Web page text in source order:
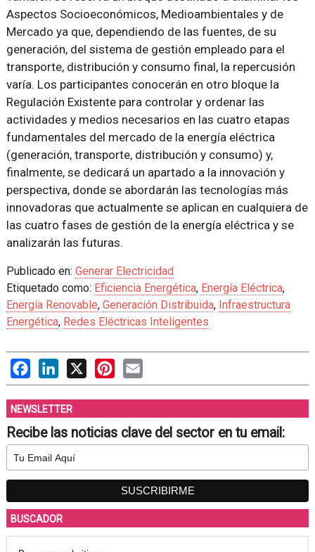
Aspectos Socioeconómicos, Medioambientales y de
Mercado ya que, dependiendo de las fuentes, de su
generación, del sistema de gestión empleado para el
transporte, distribución y consumo final, la repercusión
varía. Los participantes conocerán en otro bloque la
Regulación Existente para controlar y ordenar las
actividades y medios necesarios en las cuatro etapas
fundamentales del mercado de la energía eléctrica
(generación, transporte, distribución y consumo) y,
finalmente, se dedicará un apartado a la innovación y
perspectiva, donde se abordarán las tecnologías más
innovadoras que actualmente se aplican en cualquiera de
las cuatro fases de gestión de la energía eléctrica y se
analizarán las futuras.
Publicado en: Generar Electricidad
Etiquetado como: Eficiencia Energética, Energía Eléctrica,
Energía Renovable, Generación Distribuida, Infraestructura
Energética, Redes Eléctricas Inteligentes
FacebookLinkedIn Pinterest
NEWSLETTER
Recibe las noticias clave del sector en tu email:
BUSCADOR